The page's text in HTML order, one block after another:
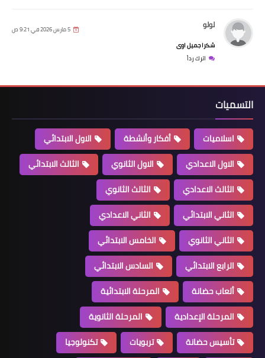
لولو 5 مارس 2026 في 9:21 ص
شكرا جميل اوى
اترك رداً
التسميات
اسلاميات أفكار وأنشطة
الاول الابتدائي
الاول الاعدادي
الاول الثانوي
الثالث الابتدائي
الثالث الاعدادي
الثالث الثانوي
الثاني الابتدائي
الثاني الاعدادي
الثاني الثانوي
الخامس الابتدائي
الرابع الابتدائي
السادس الابتدائي
ألعاب حضانة
المرحلة الابتدائية
المرحلة الإعدادية
المرحلة الثانوية
تأسيس حضانة
تربويات
تكنولوجيا